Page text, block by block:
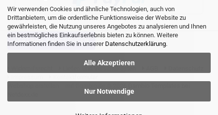
Wir verwenden Cookies und ähnliche Technologien, auch von
Drittanbietern, um die ordentliche Funktionsweise der Website zu
gewährleisten, die Nutzung unseres Angebotes zu analysieren und Ihnen
ein bestmögliches Einkaufserlebnis bieten zu können. Weitere
Informationen finden Sie in unserer Datenschutzerklärung.
Alle Akzeptieren
Nur Notwendige
VERTRAG WIDERRUFEN
Liefer- und Versandkosten